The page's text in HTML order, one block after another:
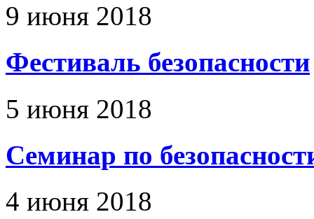
9 июня 2018
Фестиваль безопасности
5 июня 2018
Семинар по
4 июня 2018